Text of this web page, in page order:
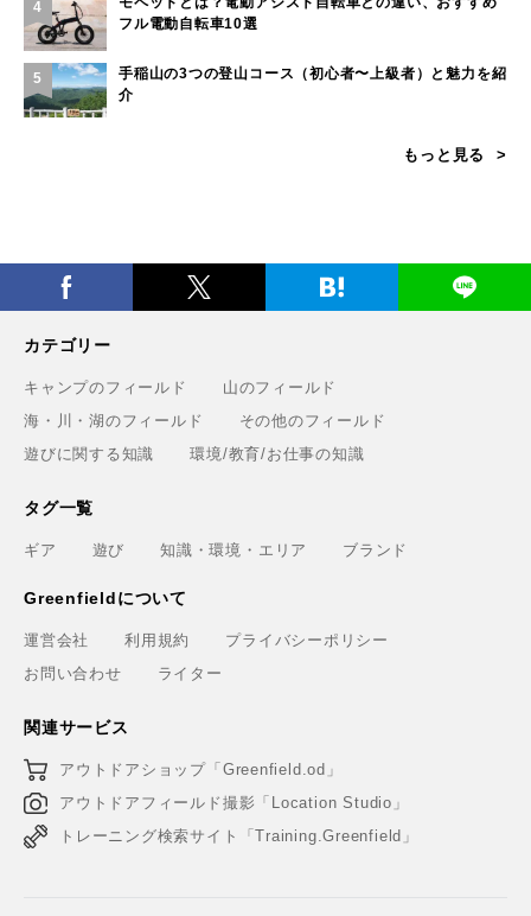
4
フル電動自転車10選
5
手稲山の3つの登山コース（初心者〜上級者）と魅力を紹
介
もっと見る
カテゴリー
キャンプのフィールド
山のフィールド
海・川・湖のフィールド
その他のフィールド
遊びに関する知識
環境/教育/お仕事の知識
タグ一覧
ギア 遊び 知識・環境・エリア ブランド
Greenfieldについて
運営会社 利用規約
プライバシーポリシー
お問い合わせ
ライター
関連サービス
アウトドアショップ「Greenfield.od」
アウトドアフィールド撮影「Location Studio」
トレーニング検索サイト「Training.Greenfield」